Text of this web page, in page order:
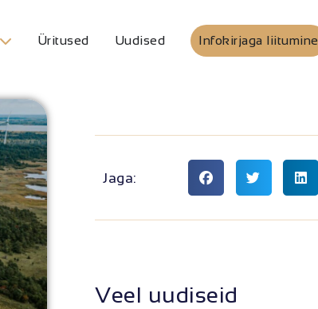
Üritused Uudised Infokirjaga liitumine
Jaga:
Veel uudiseid